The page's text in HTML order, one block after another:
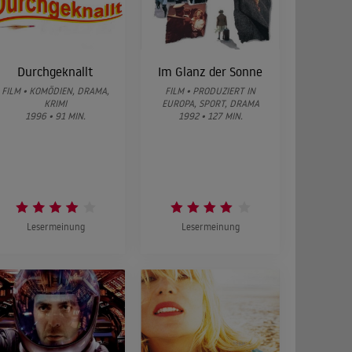
Durchgeknallt
FILM • KOMÖDIEN, DRAMA,
KRIMI
1996 • 91 MIN.
Lesermeinung
Im Glanz der Sonne
FILM • PRODUZIERT IN
EUROPA, SPORT, DRAMA
1992 • 127 MIN.
Lesermeinung